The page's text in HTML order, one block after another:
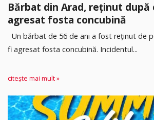
Bărbat din Arad, reținut după
agresat fosta concubină
Un bărbat de 56 de ani a fost reținut de
fi agresat fosta concubină. Incidentul...
citește mai mult »